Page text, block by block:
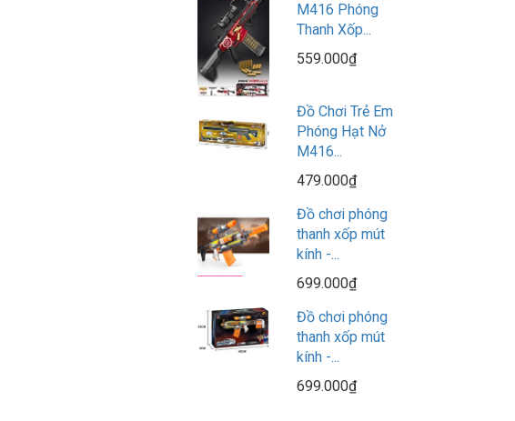
M416 Phóng
Thanh Xốp...
559.000₫
Đồ Chơi Trẻ Em
Phóng Hạt Nở
M416...
479.000₫
Đồ chơi phóng
thanh xốp mút
kính -...
699.000₫
Đồ chơi phóng
thanh xốp mút
kính -...
699.000₫